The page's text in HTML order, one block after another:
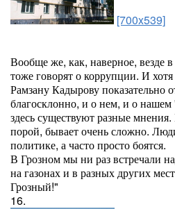
[700x539]
Вообще же, как, наверное, везде
тоже говорят о коррупции. И
Рамзану Кадырову показательно
благосклонно, и о нем, и о
здесь существуют разные
порой, бывает очень сложно.
политике, а часто просто боятся.
В Грозном мы ни раз встречали
на газонах и в разных других
Грозный!"
16.